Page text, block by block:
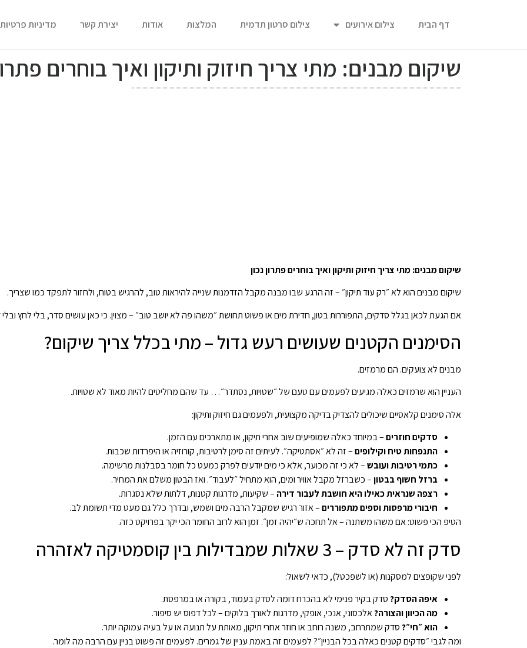
דף הבית צילום אירועים צילום סרטון תדמית המלצות אודות יצירת קשר מדיניות פרטיות
שיקום מבנים: מתי צריך חיזוק ותיקון ואיך בוחרים
שיקום מבנים: מתי צריך חיזוק ותיקון ואיך בוחרים פתרון נכון
שיקום מבנים הוא לא ״רק עוד תיקון״ – זה הרגע שבו מבנה מקבל הזדמנות שנייה להיראות טוב, להרגיש בטוח, ולחזור לתפקד כמו שצריך.
אם הגעת לכאן בגלל סדקים, התפוררות בטון, חדירת מים או פשוט תחושת ״משהו פה לא יושב טוב״ – מצוין. כי כאן עושים סדר, בלי לחץ
הסימנים הקטנים שעושים רעש גדול – מתי בכלל צריך שיקום?
מבנים לא צועקים. הם מרמזים.
העניין הוא שרמזים כאלה מגיעים לפעמים עם טעם של ״שטויות, נסתדר״… עד שהם מחליטים להיות מאוד לא שטויות.
אלה סימנים קלאסיים שיכולים להצדיק בדיקה מקצועית, ולפעמים גם חיזוק ותיקון:
סדקים חוזרים– במיוחד כאלה שמופיעים שוב אחרי תיקון, או מתארכים עם הזמן.
התנפחות טיח וקילופים– זה לא ״אסתטיקה״. לעיתים זה סימן לרטיבות, קורוזיה או היפרדות שכבות.
כתמי רטיבות ועובש– לא כי זה מכוער, אלא כי מים יודעים לפרק כמעט כל חומר בסבלנות מרשימה.
ברזל חשוף בבטון– כשברזל מקבל אוויר ומים, הוא מתחיל ״לעבוד״. ואז הבטון משלם את המחיר.
רצפה שנראית כאילו היא חושבת לעבור דירה – שקיעות, מדרגות קטנות, דלתות שלא נסגרות.
חיבורי מרפסות וספים מתפוררים– אזור רגיש שמקבל הרבה מים ושמש, ובדרך כלל גם מעט מדי תשומת לב.
הטיפ הכי פשוט: אם משהו משתנה – אל תחכה ש״יהיה זמן״. זמן הוא לרוב החומר הכי יקר בפרויקט כזה.
סדק זה לא סדק – 3 שאלות שמבדילות בין קוסמטיקה לאזהרה
לפני שקופצים למסקנות (או לשפכטל), כדאי לשאול:
איפה הסדק?סדק בקיר פנימי לא בהכרח דומה לסדק בעמוד, בקורה או במרפסת.
מה הכיוון והצורה?אלכסוני, אנכי, אופקי, מדרגות לאורך בלוקים – לכל דפוס יש סיפור.
הוא ״חי״?סדק שמתרחב, משנה רוחב או חוזר אחרי תיקון, מאותת על תנועה או על בעיה עמוקה יותר.
ומה לגבי ״סדקים קטנים כאלה בכל הבניין״? לפעמים זה באמת עניין של גמרים. לפעמים זה פשוט בניין עם הרבה מה לומר.